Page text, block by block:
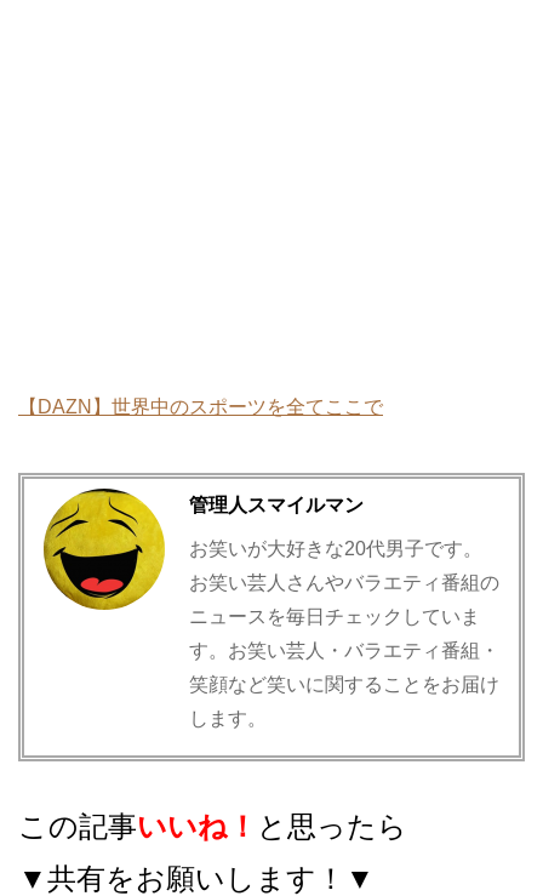
【DAZN】世界中のスポーツを全てここで
管理人スマイルマン
お笑いが大好きな20代男子です。
お笑い芸人さんやバラエティ番組の
ニュースを毎日チェックしていま
す。お笑い芸人・バラエティ番組・
笑顔など笑いに関することをお届け
します。
この記事いいね！ と思ったら
▼共有をお願いします！▼